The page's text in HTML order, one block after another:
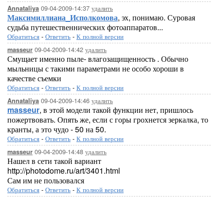
Annataliya 09-04-2009-14:37 удалить
Максимиллиана_Исполкомова, эх, понимаю. Суровая
судьба путешественнических фотоаппаратов...
Обратиться - Ответить - К полной версии
masseur 09-04-2009-14:42 удалить
Смущает именно пыле- влагозащищенность . Обычно
мыльницы с такими параметрами не особо хороши в
качестве съемки
Обратиться - Ответить - К полной версии
Annataliya 09-04-2009-14:46 удалить
masseur, в этой модели такой функции нет, пришлось
пожертвовать. Опять же, если с горы грохнется зеркалка, то
кранты, а это чудо - 50 на 50.
Обратиться - Ответить - К полной версии
masseur 09-04-2009-14:48 удалить
Нашел в сети такой вариант
http://photodome.ru/art/3401.html
Сам им не пользовался
Обратиться - Ответить - К полной версии